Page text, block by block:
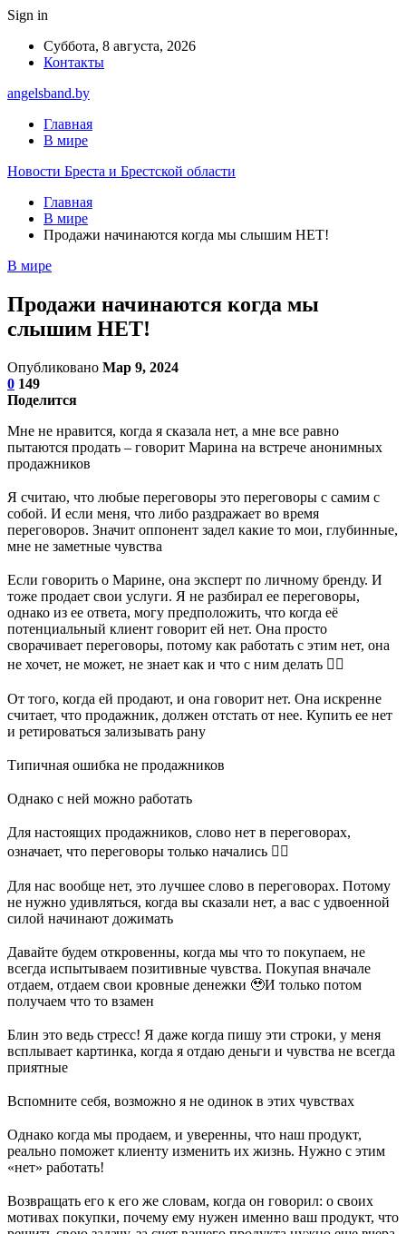
Sign in
Суббота, 8 августа, 2026
Контакты
angelsband.by
Главная
В мире
Новости Бреста и Брестской области
Главная
В мире
Продажи начинаются когда мы слышим НЕТ!
В мире
Продажи начинаются когда мы
слышим НЕТ!
Опубликовано Мар 9, 2024
0 149
Поделится
Мне не нравится, когда я сказала нет, а мне все равно
пытаются продать – говорит Марина на встрече анонимных
продажников
Я считаю, что любые переговоры это переговоры с самим с
собой. И если меня, что либо раздражает во время
переговоров. Значит оппонент задел какие то мои, глубинные,
мне не заметные чувства
Если говорить о Марине, она эксперт по личному бренду. И
тоже продает свои услуги. Я не разбирал ее переговоры,
однако из ее ответа, могу предположить, что когда её
потенциальный клиент говорит ей нет. Она просто
сворачивает переговоры, потому как работать с этим нет, она
не хочет, не может, не знает как и что с ним делать 🤷‍♂
От того, когда ей продают, и она говорит нет. Она искренне
считает, что продажник, должен отстать от нее. Купить ее нет
и ретироваться зализывать рану
Типичная ошибка не продажников
Однако с ней можно работать
Для настоящих продажников, слово нет в переговорах,
означает, что переговоры только начались 🏃‍♂
Для нас вообще нет, это лучшее слово в переговорах. Потому
не нужно удивляться, когда вы сказали нет, а вас с удвоенной
силой начинают дожимать
Давайте будем откровенны, когда мы что то покупаем, не
всегда испытываем позитивные чувства. Покупая вначале
отдаем, отдаем свои кровные денежки 🥹И только потом
получаем что то взамен
Блин это ведь стресс! Я даже когда пишу эти строки, у меня
всплывает картинка, когда я отдаю деньги и чувства не всегда
приятные
Вспомните себя, возможно я не одинок в этих чувствах
Однако когда мы продаем, и уверенны, что наш продукт,
реально поможет клиенту изменить их жизнь. Нужно с этим
«нет» работать!
Возвращать его к его же словам, когда он говорил: о своих
мотивах покупки, почему ему нужен именно ваш продукт, что